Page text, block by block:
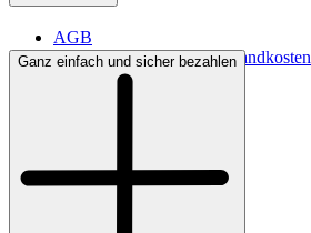
AGB
Lieferbedingungen & Versandkosten
Bezahlung
Ganz einfach und sicher bezahlen